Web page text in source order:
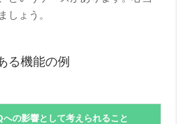
しょう。
る機能の例
への影響として考えられること